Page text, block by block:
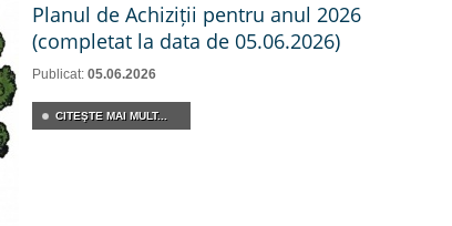
Planul de Achiziții pentru anul 2026
(completat la data de 05.06.2026)
Publicat: 05.06.2026
CITEŞTE MAI MULT...